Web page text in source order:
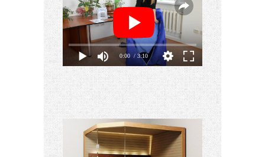
0:00 / 3:10